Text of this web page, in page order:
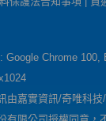
Google Chrome 100,
由嘉實資訊/奇唯科